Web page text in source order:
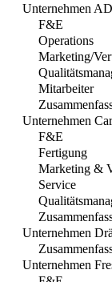
Unternehmen
F&E
Operations
Marketing/
Mitarbeiter
Unternehmen
F&E
Fertigung
Marketing &
Service
Unternehmen
Unternehmen